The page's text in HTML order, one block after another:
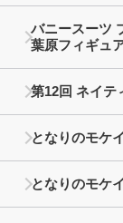
バニースーツ
葉原フィギュ
第12回 ネイテ
となりのモケ
となりのモケ